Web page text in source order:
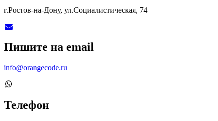
г.Ростов-на-Дону, ул.Социалистическая, 74
Пишите на email
info@orangecode.ru
Телефон